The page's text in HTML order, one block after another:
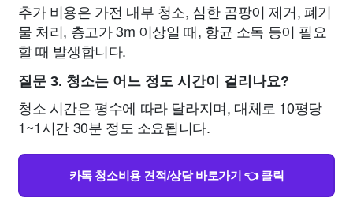
추가 비용은 가전 내부 청소, 심한 곰팡이 제거, 폐기
물 처리, 층고가 3m 이상일 때, 항균 소독 등이 필요
할 때 발생합니다.
질문 3. 청소는 어느 정도 시간이 걸리나요?
청소 시간은 평수에 따라 달라지며, 대체로 10평당
1~1시간 30분 정도 소요됩니다.
카톡 청소비용 견적/상담 바로가기 👈 클릭